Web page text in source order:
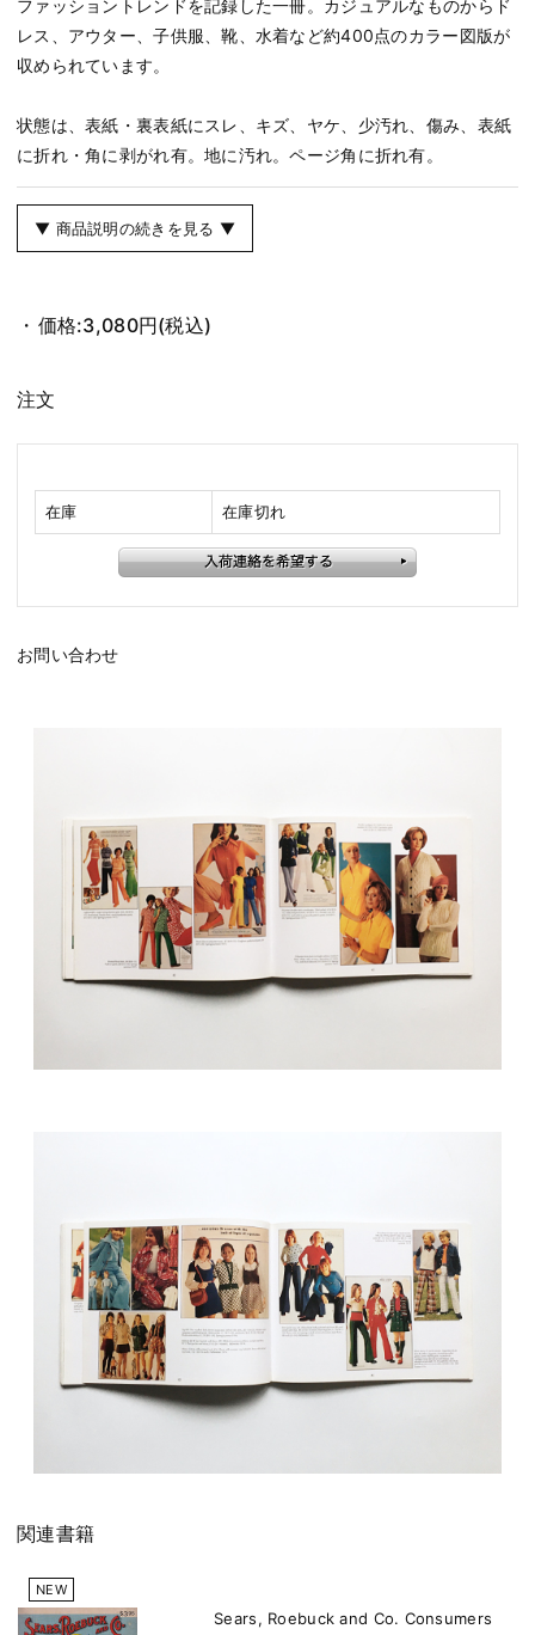
ファッショントレンドを記録した一冊。カジュアルなものからド
レス、アウター、子供服、靴、水着など約400点のカラー図版が
収められています。
状態は、表紙・裏表紙にスレ、キズ、ヤケ、少汚れ、傷み、表紙
に折れ・角に剥がれ有。地に汚れ。ページ角に折れ有。
▼ 商品説明の続きを見る ▼
価格:3,080円(税込)
注文
在庫 在庫切れ
お問い合わせ
関連書籍
NEW
Sears, Roebuck and Co. Consumers